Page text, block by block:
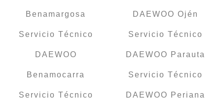
Benamargosa
Servicio Técnico
DAEWOO
Benamocarra
Servicio Técnico
DAEWOO Ojén
Servicio Técnico
DAEWOO Parauta
Servicio Técnico
DAEWOO Periana